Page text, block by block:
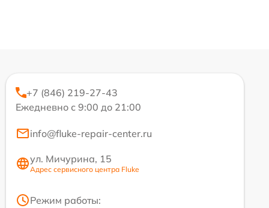
+7 (846) 219-27-43
Ежедневно с 9:00 до 21:00
info@fluke-repair-center.ru
ул. Мичурина, 15
Адрес сервисного центра Fluke
Режим работы: